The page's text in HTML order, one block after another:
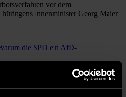
vor dem
Innenminister Georg Maier
die SPD ein AfD-
Wichtige Fragen zum
ist eine Entscheidung für die